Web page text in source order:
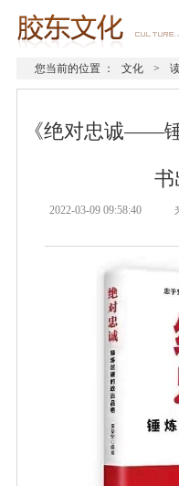
您当前的位置 ： 文化 >
《绝对忠诚——
书
2022-03-09 09:58:40